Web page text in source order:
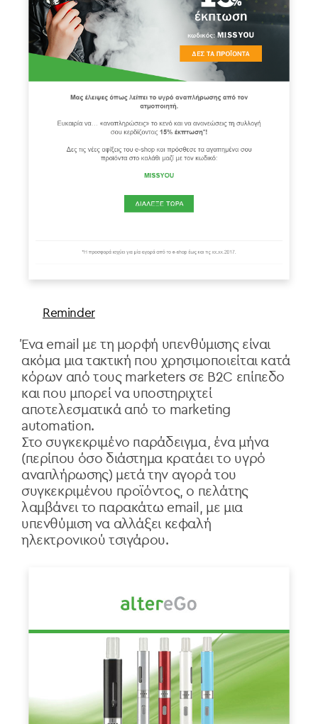
Reminder
Ένα email με τη μορφή υπενθύμισης είναι
ακόμα μια τακτική που χρησιμοποιείται κατά
κόρων από τους marketers σε B2C επίπεδο
και που μπορεί να υποστηριχτεί
αποτελεσματικά από το marketing
automation.
Στο συγκεκριμένο παράδειγμα, ένα μήνα
(περίπου όσο διάστημα κρατάει το υγρό
αναπλήρωσης) μετά την αγορά του
συγκεκριμένου προϊόντος, ο πελάτης
λαμβάνει το παρακάτω email, με μια
υπενθύμιση να αλλάξει κεφαλή
ηλεκτρονικού τσιγάρου.